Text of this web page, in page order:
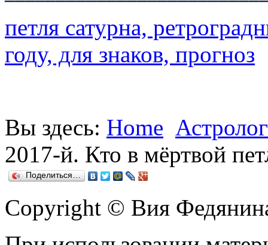
петля сатурна,
году, для знаков, прогноз
Вы здесь: Home
2017-й. Кто в мёртвой
Поделиться…
Copyright © Вия